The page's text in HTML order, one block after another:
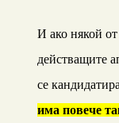
И ако някой
действащите
се
има повече